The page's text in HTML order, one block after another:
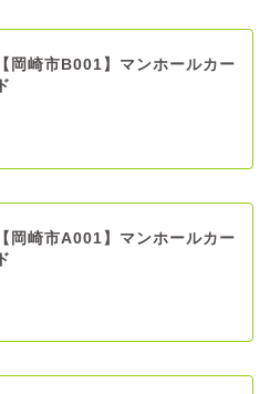
【岡崎市B001】マンホールカー
ド
【岡崎市A001】マンホールカー
ド